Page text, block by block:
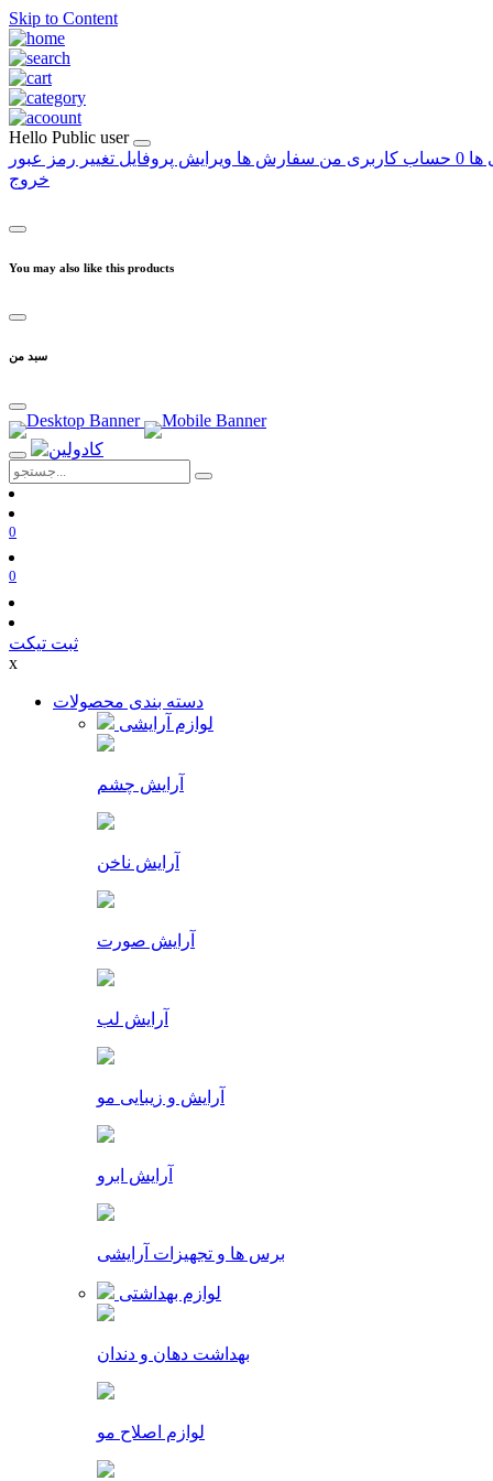
Skip to Content
Hello Public user
ها 0 حساب کاربری من سفارش ها ویرایش پروفایل تغییر رمز عبور
خروج
You may also like this products
سبد من
0
0
ثبت تیکت
x
دسته بندی محصولات
لوازم آرایشی
آرایش چشم
آرایش ناخن
آرایش صورت
آرایش لب
آرایش و زیبایی مو
آرایش ابرو
برس ها و تجهیزات آرایشی
لوازم بهداشتی
بهداشت دهان و دندان
لوازم اصلاح مو